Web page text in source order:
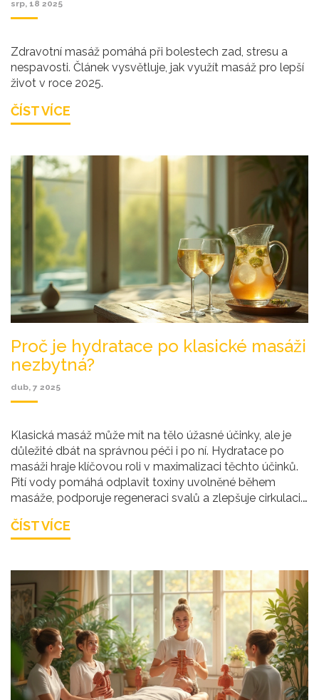
srp, 18 2025
Zdravotní masáž pomáhá při bolestech zad, stresu a
nespavosti. Článek vysvětluje, jak využít masáž pro lepší
život v roce 2025.
ČÍST VÍCE
Proč je hydratace po klasické masáži
nezbytná?
dub, 7 2025
Klasická masáž může mít na tělo úžasné účinky, ale je
důležité dbát na správnou péči i po ní. Hydratace po
masáži hraje klíčovou roli v maximalizaci těchto účinků.
Pití vody pomáhá odplavit toxiny uvolněné během
masáže, podporuje regeneraci svalů a zlepšuje cirkulaci.
účinky masáže oslabeny.
ČÍST VÍCE